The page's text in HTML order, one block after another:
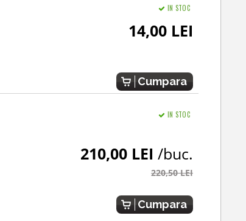
IN STOC
14,00 LEI
Cumpara
IN STOC
210,00 LEI /buc.
220,50 LEI
Cumpara